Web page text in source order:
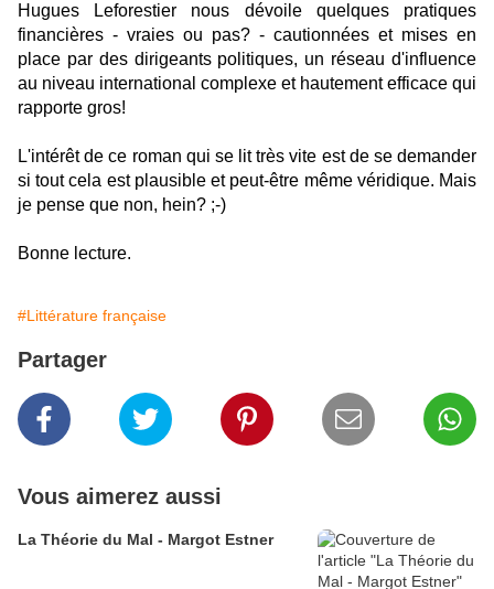
Hugues Leforestier nous dévoile quelques pratiques
financières - vraies ou pas? - cautionnées et mises en
place par des dirigeants politiques, un réseau d'influence
au niveau international complexe et hautement efficace qui
rapporte gros!
L'intérêt de ce roman qui se lit très vite est de se demander
si tout cela est plausible et peut-être même véridique. Mais
je pense que non, hein? ;-)
Bonne lecture.
#Littérature française
Partager
Vous aimerez aussi
La Théorie du Mal - Margot Estner